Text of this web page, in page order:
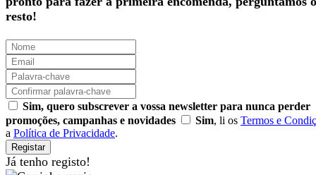
resto!
Sim, quero subscrever a vossa newsletter para nunca perder
promoções, campanhas e novidades
Sim, li os Termos e
a Política de Privacidade.
Registar
Já tenho registo!